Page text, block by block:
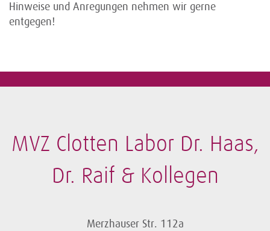
Hinweise und Anregungen nehmen wir gerne
entgegen!
MVZ Clotten Labor Dr. Haas,
Dr. Raif & Kollegen
Merzhauser Str. 112a